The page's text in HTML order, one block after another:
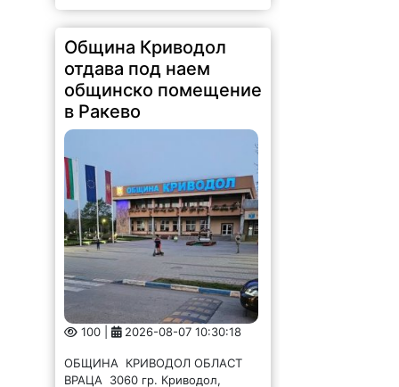
отдава под наем
общинско помещение
в Ракево
100 | 2026-08-07 10:30:18
ОБЩИНА КРИВОДОЛ ОБЛАСТ
ВРАЦА 3060 гр. Криводол,
09117 / 20-45, e-mail:
krivodol@mbox.is-bg.net ОБЯВА